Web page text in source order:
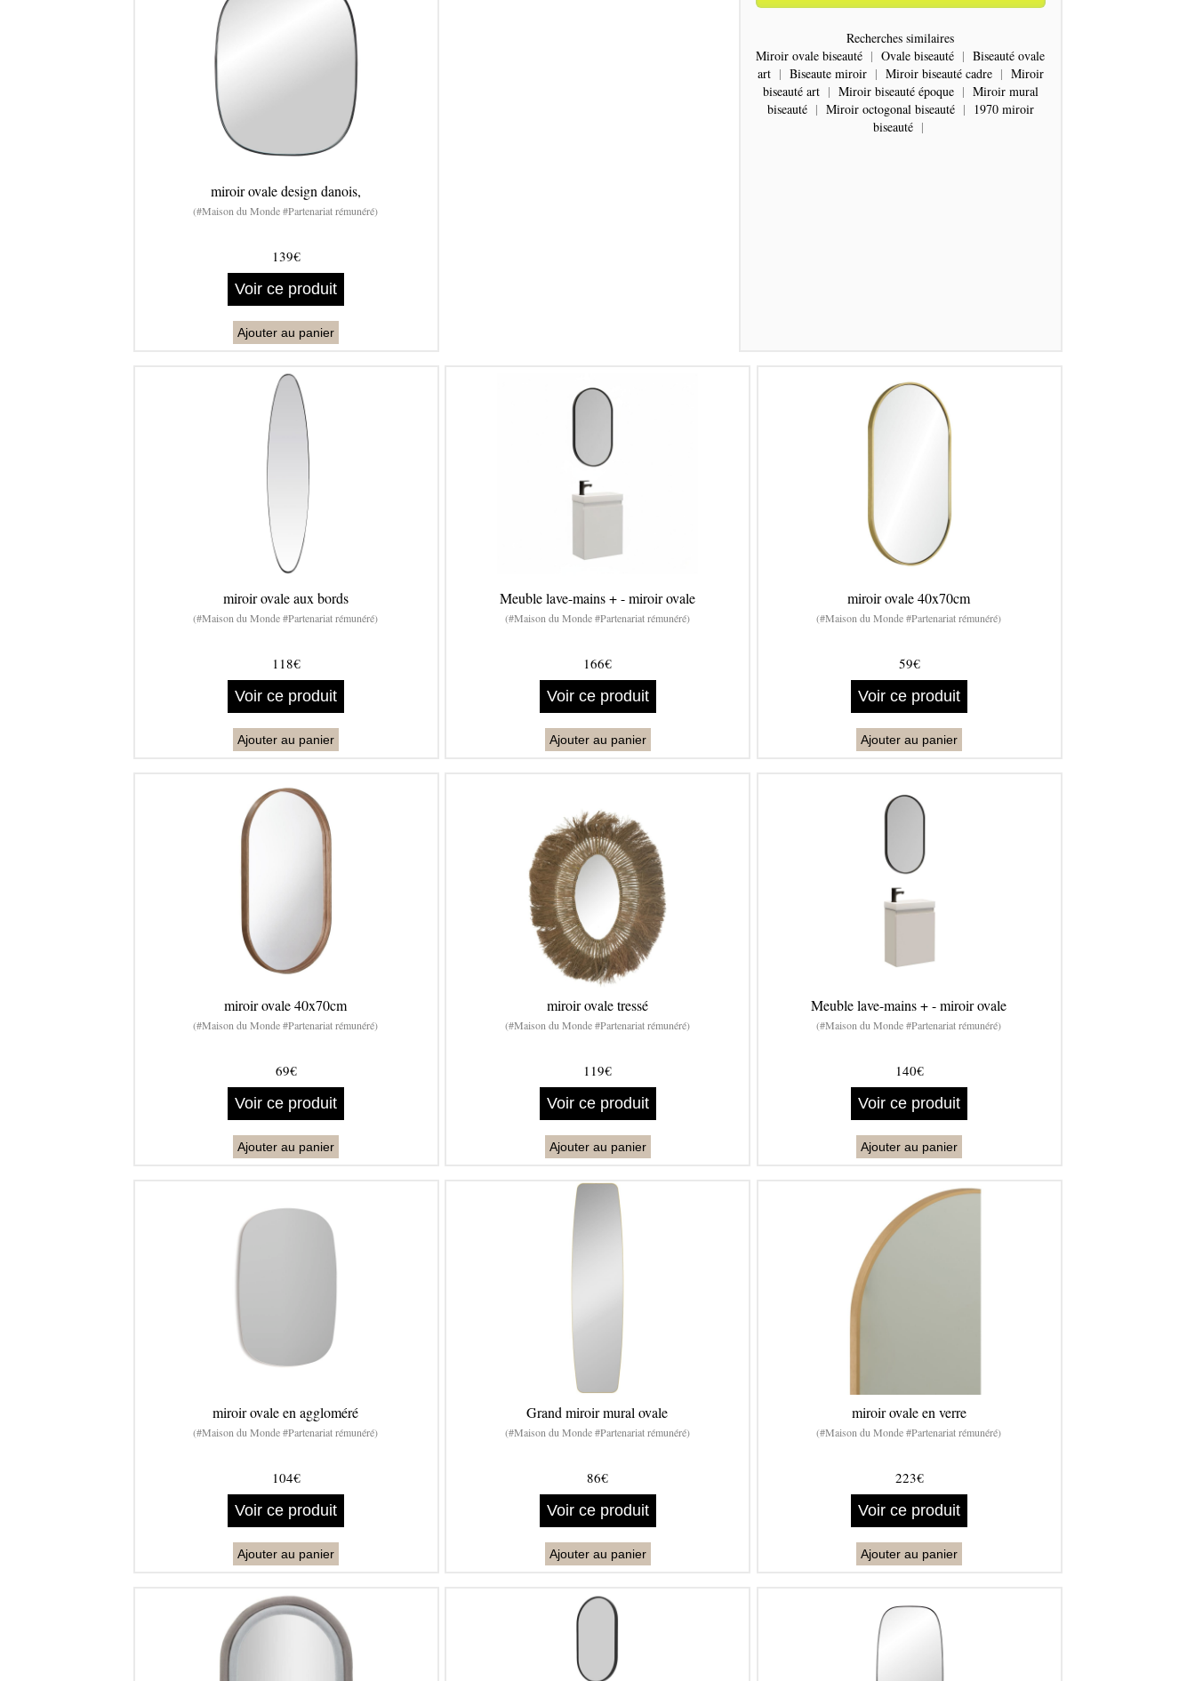
miroir ovale design danois,
(#Maison du Monde #Partenariat rémunéré)
139€
Voir ce produit
Ajouter au panier
Recherches similaires
Miroir ovale biseauté | Ovale biseauté | Biseauté ovale
art | Biseaute miroir | Miroir biseauté cadre | Miroir
biseauté art | Miroir biseauté époque | Miroir mural
biseauté | Miroir octogonal biseauté | 1970 miroir
biseauté |
miroir ovale aux bords
(#Maison du Monde #Partenariat rémunéré)
118€
Voir ce produit
Ajouter au panier
Meuble lave-mains + - miroir ovale
(#Maison du Monde #Partenariat rémunéré)
166€
Voir ce produit
Ajouter au panier
miroir ovale 40x70cm
(#Maison du Monde #Partenariat rémunéré)
59€
Voir ce produit
Ajouter au panier
miroir ovale 40x70cm
(#Maison du Monde #Partenariat rémunéré)
69€
Voir ce produit
Ajouter au panier
miroir ovale tressé
(#Maison du Monde #Partenariat rémunéré)
119€
Voir ce produit
Ajouter au panier
Meuble lave-mains + - miroir ovale
(#Maison du Monde #Partenariat rémunéré)
140€
Voir ce produit
Ajouter au panier
miroir ovale en aggloméré
(#Maison du Monde #Partenariat rémunéré)
104€
Voir ce produit
Ajouter au panier
Grand miroir mural ovale
(#Maison du Monde #Partenariat rémunéré)
86€
Voir ce produit
Ajouter au panier
miroir ovale en verre
(#Maison du Monde #Partenariat rémunéré)
223€
Voir ce produit
Ajouter au panier